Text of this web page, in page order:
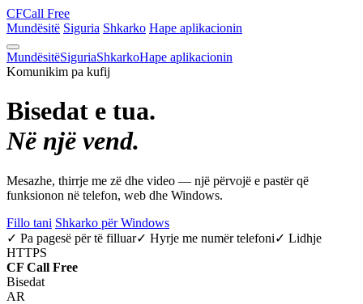
CFCall Free
Mundësitë Siguria Shkarko Hape aplikacionin
MundësitëSiguriaShkarkoHape aplikacionin
Komunikim pa kufij
Bisedat e tua.
Në një vend.
Mesazhe, thirrje me zë dhe video — një përvojë e pastër që
funksionon në telefon, web dhe Windows.
Fillo tani Shkarko për Windows
✓ Pa pagesë për të filluar✓ Hyrje me numër telefoni✓ Lidhje
HTTPS
CF Call Free
Bisedat
AR